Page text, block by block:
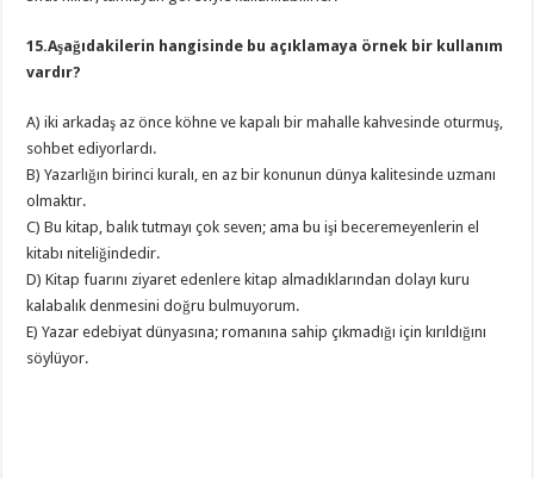
15.Aşağıdakilerin hangisinde bu açıklamaya örnek bir kullanım
vardır?
A) iki arkadaş az önce köhne ve kapalı bir mahalle kahvesinde oturmuş,
sohbet ediyorlardı.
B) Yazarlığın birinci kuralı, en az bir konunun dünya kalitesinde uzmanı
olmaktır.
C) Bu kitap, balık tutmayı çok seven; ama bu işi beceremeyenlerin el
kitabı niteliğindedir.
D) Kitap fuarını ziyaret edenlere kitap almadıklarından dolayı kuru
kalabalık denmesini doğru bulmuyorum.
E) Yazar edebiyat dünyasına; romanına sahip çıkmadığı için kırıldığını
söylüyor.